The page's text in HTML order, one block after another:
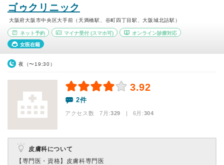
ゴゥクリニック
大阪府大阪市中央区大手前（天満橋駅、谷町四丁目駅、大阪城北詰駅）
ネット予約 マイナ受付(スマホ可) オンライン診療対応
女医在籍
夜（〜19:30）
3.92
2件
アクセス数 7月:329 | 6月:304
皮膚科について
【専門医・資格】 皮膚科専門医